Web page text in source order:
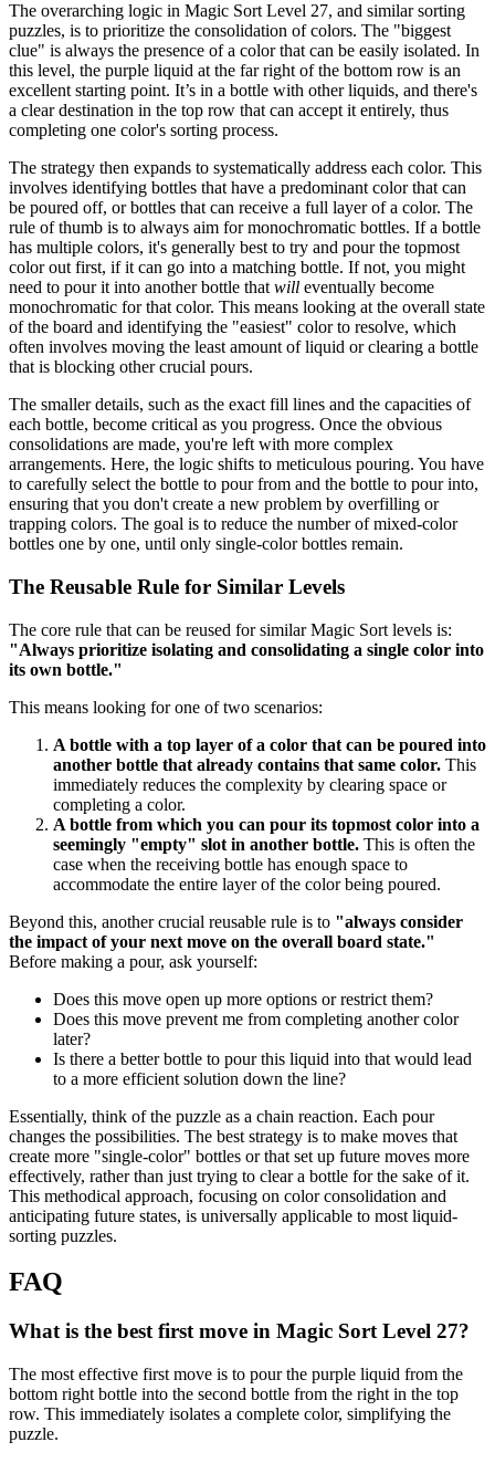
The overarching logic in Magic Sort Level 27, and similar sorting
puzzles, is to prioritize the consolidation of colors. The "biggest
clue" is always the presence of a color that can be easily isolated. In
this level, the purple liquid at the far right of the bottom row is an
excellent starting point. It’s in a bottle with other liquids, and there's
a clear destination in the top row that can accept it entirely, thus
completing one color's sorting process.
The strategy then expands to systematically address each color. This
involves identifying bottles that have a predominant color that can
be poured off, or bottles that can receive a full layer of a color. The
rule of thumb is to always aim for monochromatic bottles. If a bottle
has multiple colors, it's generally best to try and pour the topmost
color out first, if it can go into a matching bottle. If not, you might
need to pour it into another bottle that will eventually become
monochromatic for that color. This means looking at the overall state
of the board and identifying the "easiest" color to resolve, which
often involves moving the least amount of liquid or clearing a bottle
that is blocking other crucial pours.
The smaller details, such as the exact fill lines and the capacities of
each bottle, become critical as you progress. Once the obvious
consolidations are made, you're left with more complex
arrangements. Here, the logic shifts to meticulous pouring. You have
to carefully select the bottle to pour from and the bottle to pour into,
ensuring that you don't create a new problem by overfilling or
trapping colors. The goal is to reduce the number of mixed-color
bottles one by one, until only single-color bottles remain.
The Reusable Rule for Similar Levels
The core rule that can be reused for similar Magic Sort levels is:
"Always prioritize isolating and consolidating a single color into
its own bottle."
This means looking for one of two scenarios:
A bottle with a top layer of a color that can be poured into
another bottle that already contains that same color. This
immediately reduces the complexity by clearing space or
completing a color.
A bottle from which you can pour its topmost color into a
seemingly "empty" slot in another bottle. This is often the
case when the receiving bottle has enough space to
accommodate the entire layer of the color being poured.
Beyond this, another crucial reusable rule is to "always consider
the impact of your next move on the overall board state."
Before making a pour, ask yourself:
Does this move open up more options or restrict them?
Does this move prevent me from completing another color
later?
Is there a better bottle to pour this liquid into that would lead
to a more efficient solution down the line?
Essentially, think of the puzzle as a chain reaction. Each pour
changes the possibilities. The best strategy is to make moves that
create more "single-color" bottles or that set up future moves more
effectively, rather than just trying to clear a bottle for the sake of it.
This methodical approach, focusing on color consolidation and
anticipating future states, is universally applicable to most liquid-
sorting puzzles.
FAQ
What is the best first move in Magic Sort Level 27?
The most effective first move is to pour the purple liquid from the
bottom right bottle into the second bottle from the right in the top
row. This immediately isolates a complete color, simplifying the
puzzle.